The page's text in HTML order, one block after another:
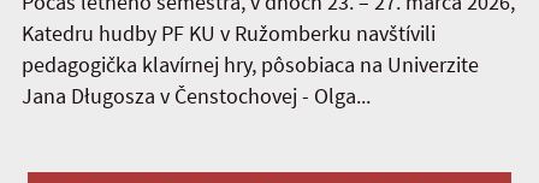
Katedru hudby PF KU v Ružomberku navštívili
pedagogička klavírnej hry, pôsobiaca na Univerzite
Jana Długosza v Čenstochovej - Olga...